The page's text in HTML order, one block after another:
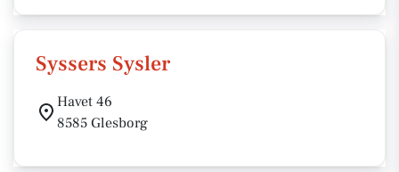
Syssers Sysler
Havet 46
8585 Glesborg